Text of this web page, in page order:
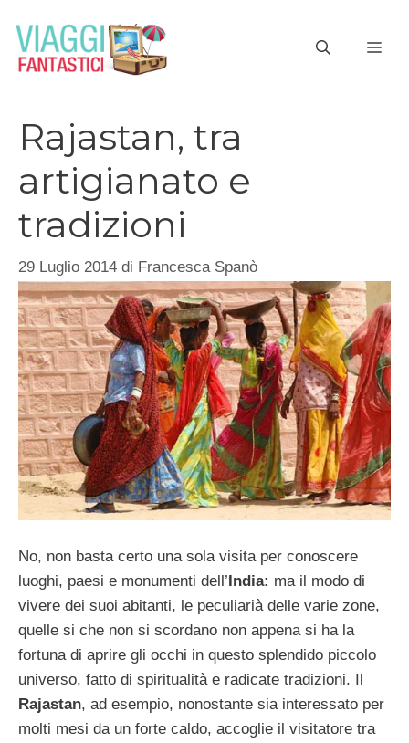
contenuto
Rajastan, tra
artigianato e
tradizioni
29 Luglio 2014 di Francesca Spanò
No, non basta certo una sola visita per conoscere
luoghi, paesi e monumenti dell’India: ma il modo di
vivere dei suoi abitanti, le peculiarià delle varie zone,
quelle si che non si scordano non appena si ha la
fortuna di aprire gli occhi in questo splendido piccolo
universo, fatto di spiritualità e radicate tradizioni. Il
Rajastan, ad esempio, nonostante sia interessato per
molti mesi da un forte caldo, accoglie il visitatore tra